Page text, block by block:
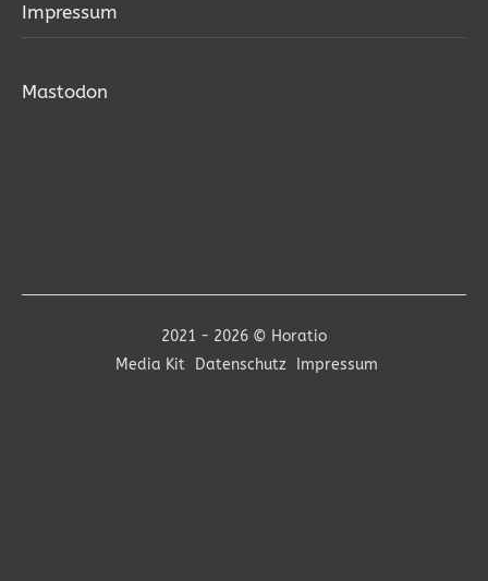
Impressum
Mastodon
2021 - 2026 © Horatio
Media Kit
Datenschutz Impressum